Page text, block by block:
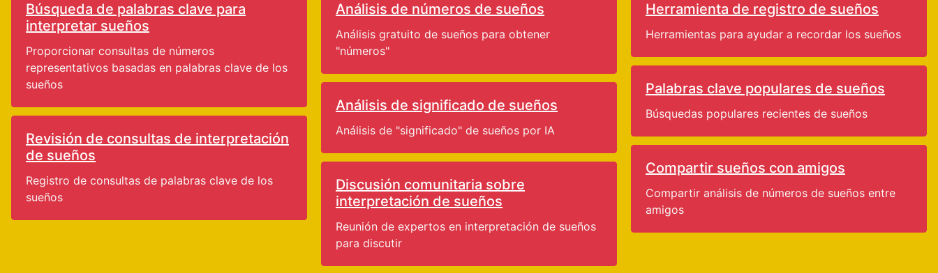
Búsqueda de palabras clave para
interpretar sueños
Proporcionar consultas de números
representativos basadas en palabras clave de los
sueños
Revisión de consultas de interpretación
de sueños
Registro de consultas de palabras clave de los
sueños
Análisis de números de sueños
Análisis gratuito de sueños para obtener
"números"
Análisis de significado de sueños
Análisis de "significado" de sueños por IA
Discusión comunitaria sobre
interpretación de sueños
Reunión de expertos en interpretación de sueños
para discutir
Herramienta de registro de sueños
Herramientas para ayudar a recordar los sueños
Palabras clave populares de sueños
Búsquedas populares recientes de sueños
Compartir sueños con amigos
Compartir análisis de números de sueños entre
amigos